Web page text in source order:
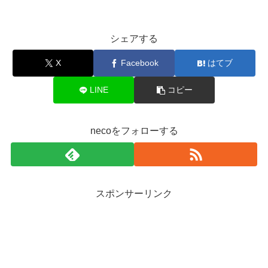
シェアする
X Facebook はてブ
LINE コピー
necoをフォローする
スポンサーリンク